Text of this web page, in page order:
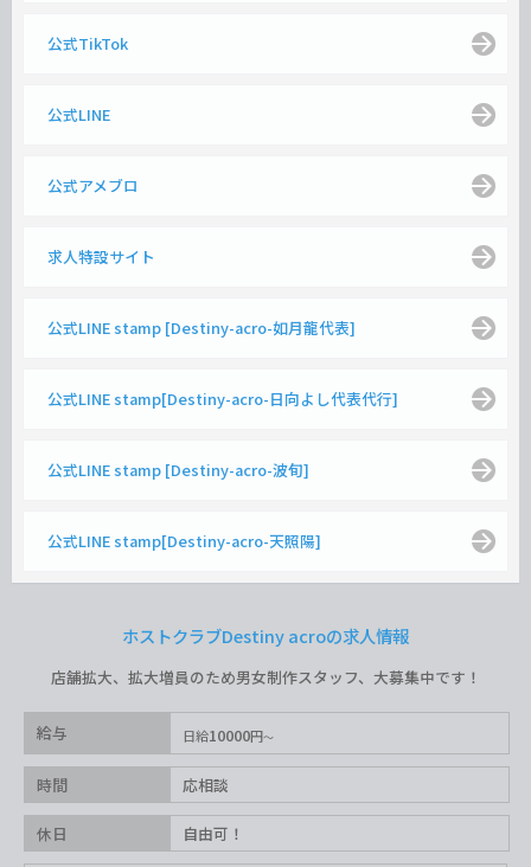
公式TikTok
公式LINE
公式アメブロ
求人特設サイト
公式LINE stamp [Destiny-acro-如月龍代表]
公式LINE stamp[Destiny-acro-日向よし代表代行]
公式LINE stamp [Destiny-acro-波旬]
公式LINE stamp[Destiny-acro-天照陽]
ホストクラブDestiny acroの求人情報
店舗拡大、拡大増員のため男女制作スタッフ、大募集中です！
給与 日給10000円
時間 応相談
休日 自由可！